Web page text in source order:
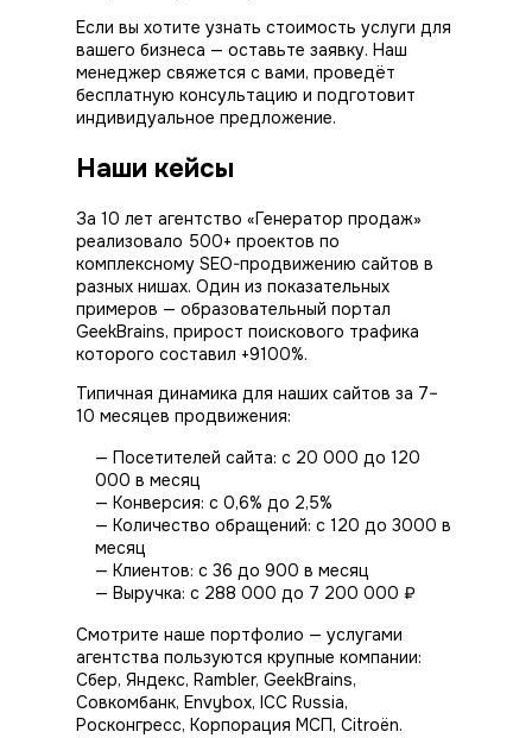
Если вы хотите узнать стоимость услуги для
вашего бизнеса — оставьте заявку. Наш
менеджер свяжется с вами, проведёт
бесплатную консультацию и подготовит
индивидуальное предложение.
Наши кейсы
За 10 лет агентство «Генератор продаж»
реализовало 500+ проектов по
комплексному SEO-продвижению сайтов в
разных нишах. Один из показательных
примеров — образовательный портал
GeekBrains, прирост поискового трафика
которого составил +9100%.
Типичная динамика для наших сайтов за 7–
10 месяцев продвижения:
— Посетителей сайта: с 20 000 до 120
000 в месяц
— Конверсия: с 0,6% до 2,5%
— Количество обращений: с 120 до 3000 в
месяц
— Клиентов: с 36 до 900 в месяц
— Выручка: с 288 000 до 7 200 000 ₽
Смотрите наше портфолио — услугами
агентства пользуются крупные компании:
Сбер, Яндекс, Rambler, GeekBrains,
Совкомбанк, Envybox, ICC Russia,
Росконгресс, Корпорация МСП, Citroën.